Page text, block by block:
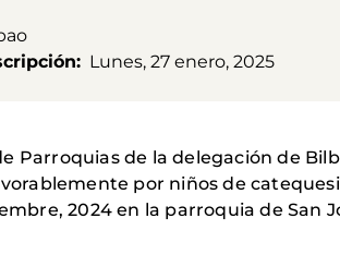
Lunes, 27 enero, 2025
Parroquias de la delegación de
por niños de
2024 en la parroquia de San